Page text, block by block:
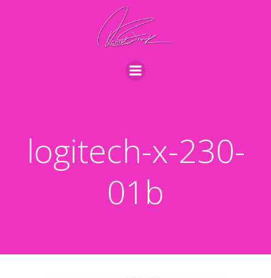
til
indhold
logitech-x-230-
01b